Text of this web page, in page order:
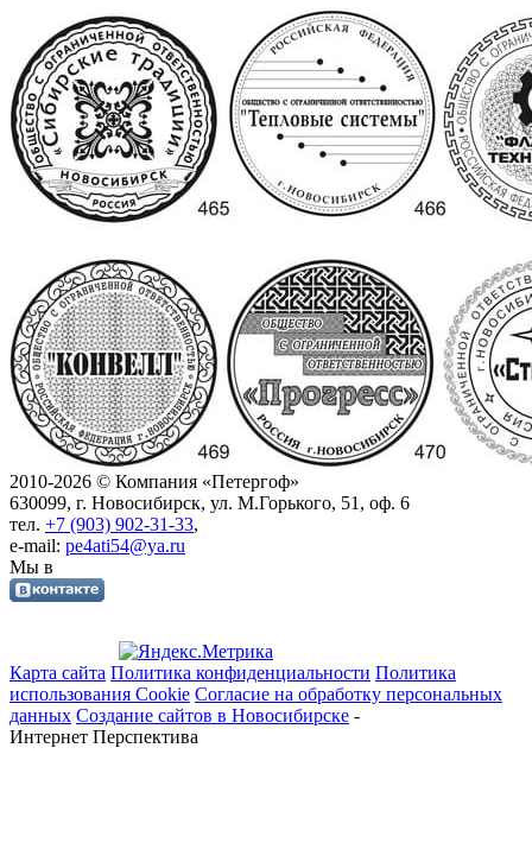
2010-2026 © Компания «Петергоф»
630099, г. Новосибирск, ул. М.Горького, 51, оф. 6
тел. +7 (903) 902-31-33,
e-mail: pe4ati54@ya.ru
Мы в
Карта сайта Политика конфиденциальности Политика
использования Cookie Согласие на обработку персональных
данных Создание сайтов в Новосибирске -
Интернет Перспектива